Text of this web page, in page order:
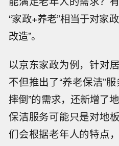
“家政+养老”相当于对家
改造”。
以京东家政为例，针对
不但推出了“养老保洁”
摔倒”的需求，还新增了
保洁服务可能只是对地
们会根据老年人的特点